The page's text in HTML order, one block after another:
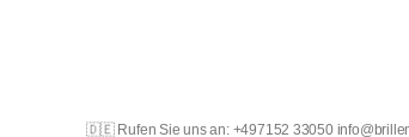
🇩🇪 Rufen Sie uns an: +497152 33050